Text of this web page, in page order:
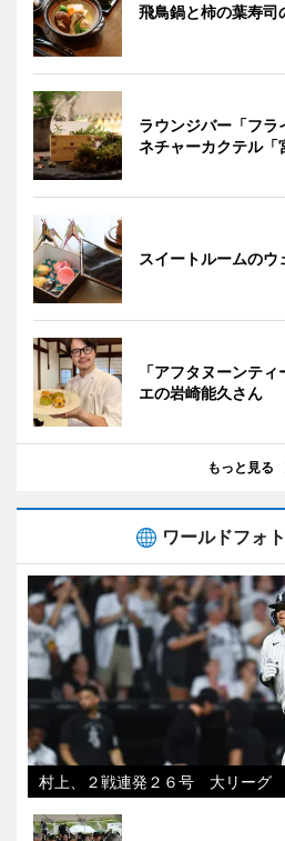
飛鳥鍋と柿の葉寿司
ラウンジバー「フ
ネチャーカクテル「
スイートルームのウ
「アフタヌーンテ
エの岩崎能久さん
もっと見る
ワールドフォ
村上、２戦連発２６号 大リーグ